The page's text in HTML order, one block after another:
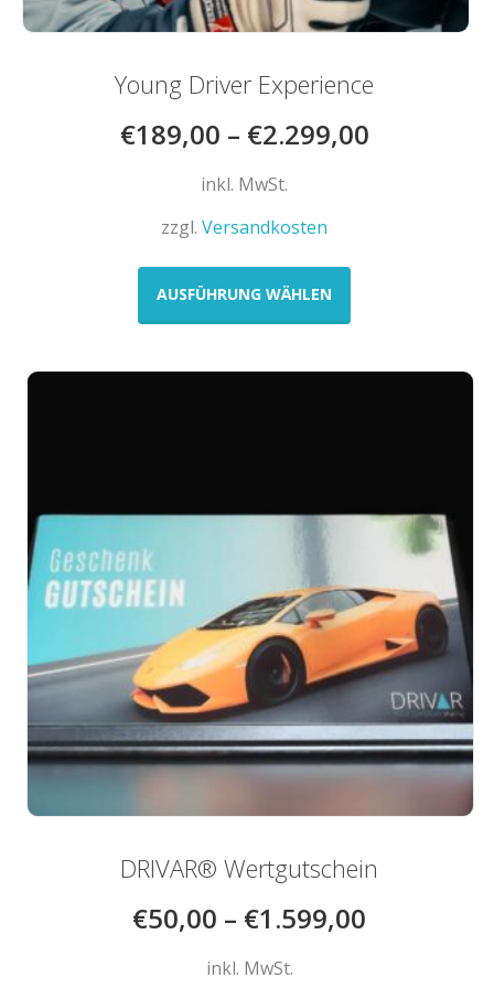
Young Driver Experience
€189,00 – €2.299,00
inkl. MwSt.
zzgl.Versandkosten
AUSFÜHRUNG WÄHLEN
der
Produktseite
werden
DRIVAR® Wertgutschein
€50,00 – €1.599,00
inkl. MwSt.